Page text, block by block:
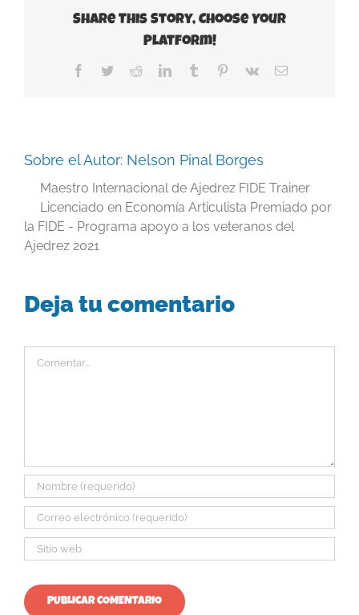
Share This Story, Choose Your
Platform!
Facebook
TwitterRedditLinkedInTumblr Pinterest
Vk
Correo
Sobre el Autor: Nelson Pinal Borges
Maestro Internacional de Ajedrez FIDE Trainer
Licenciado en Economía Articulista Premiado por
la FIDE - Programa apoyo a los veteranos del
Ajedrez 2021
Deja tu comentario